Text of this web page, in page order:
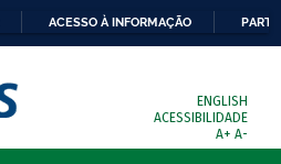
ACESSO À INFORMAÇÃO
ENGLISH
ACESSIBILIDADE
A+ A-